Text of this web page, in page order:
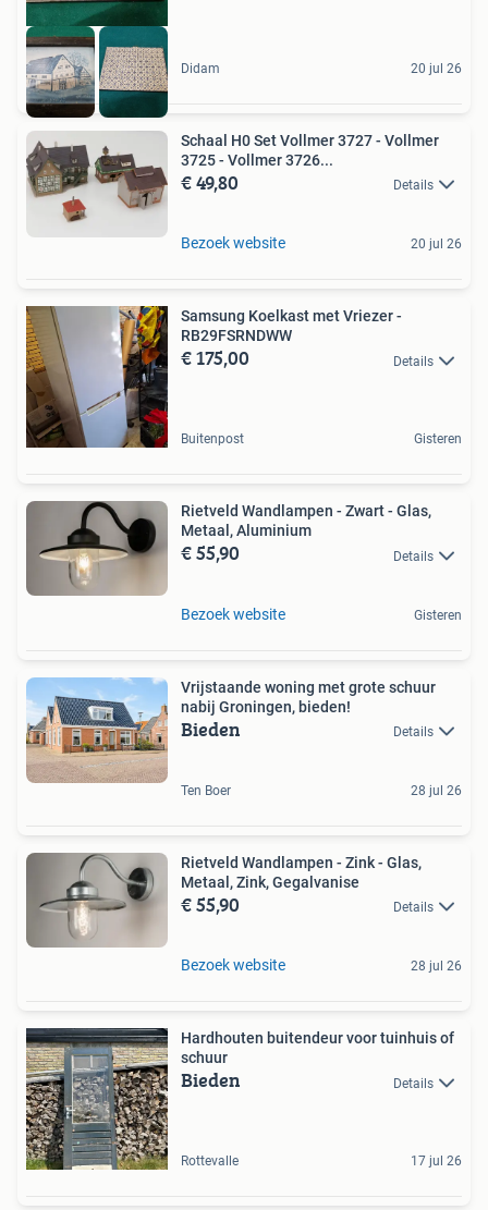
Didam 20 jul 26
Schaal H0 Set Vollmer 3727 - Vollmer
3725 - Vollmer 3726...
€ 49,80 Details
Bezoek website 20 jul 26
Samsung Koelkast met Vriezer -
RB29FSRNDWW
€ 175,00 Details
Buitenpost Gisteren
Rietveld Wandlampen - Zwart - Glas,
Metaal, Aluminium
€ 55,90 Details
Bezoek website Gisteren
Vrijstaande woning met grote schuur
nabij Groningen, bieden!
Bieden Details
Ten Boer 28 jul 26
Rietveld Wandlampen - Zink - Glas,
Metaal, Zink, Gegalvanise
€ 55,90 Details
Bezoek website 28 jul 26
Hardhouten buitendeur voor tuinhuis of
schuur
Bieden Details
Rottevalle 17 jul 26